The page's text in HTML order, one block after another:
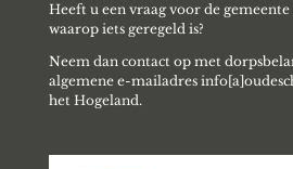
Heeft u een vraag voor de
waarop iets geregeld is?
Neem dan contact op met
algemene e-mailadres
het Hogeland.